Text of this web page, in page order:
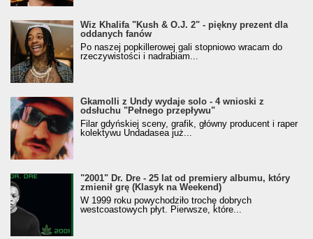
Wiz Khalifa "Kush & O.J. 2" - piękny prezent dla
oddanych fanów
Po naszej popkillerowej gali stopniowo wracam do
rzeczywistości i nadrabiam...
Gkamolli z Undy wydaje solo - 4 wnioski z
odsłuchu "Pełnego przepływu"
Filar gdyńskiej sceny, grafik, główny producent i raper
kolektywu Undadasea już...
"2001" Dr. Dre - 25 lat od premiery albumu, który
zmienił grę (Klasyk na Weekend)
W 1999 roku powychodziło trochę dobrych
westcoastowych płyt. Pierwsze, które...